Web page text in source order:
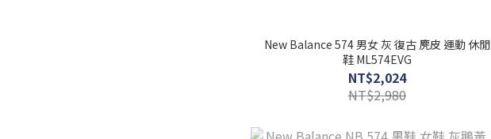
New Balance 574 男女 灰 復古 麂皮 運動 休閒
鞋 ML574EVG
NT$2,024
NT$2,980